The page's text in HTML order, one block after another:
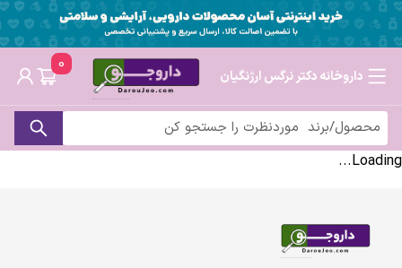
داروخانه دکتر نرگس ارژنگیان
0
Loading...